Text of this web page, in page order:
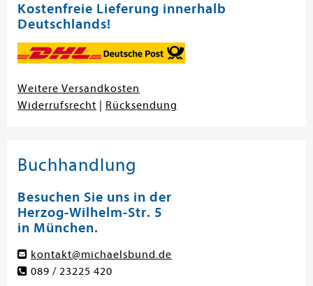
Kostenfreie Lieferung innerhalb
Deutschlands!
Weitere Versandkosten
Widerrufsrecht
Rücksendung
Buchhandlung
Besuchen Sie uns in der
Herzog-Wilhelm-Str. 5
in München.
kontakt@michaelsbund.de
089 / 23225 420